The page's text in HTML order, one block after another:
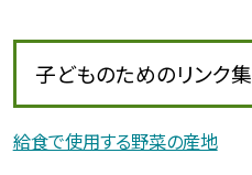
子どものためのリンク集
給食で使用する野菜の産地